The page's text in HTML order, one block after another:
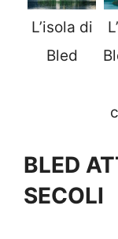
L’isola di
Bled
BLED
SECOLI